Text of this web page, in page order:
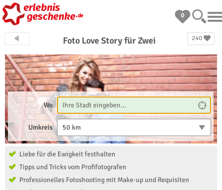
0
240
Foto Love Story für Zwei
Wo
Umkreis 50 km
Liebe für die Ewigkeit festhalten
Tipps und Tricks vom Profifotografen
Professionelles Fotoshooting mit Make-up und Requisiten